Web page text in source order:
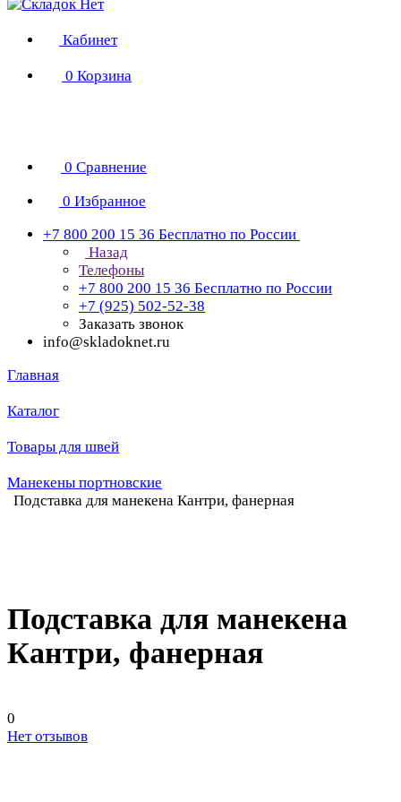
Кабинет
0 Корзина
0 Сравнение
0 Избранное
+7 800 200 15 36 Бесплатно по России
Назад
Телефоны
+7 800 200 15 36 Бесплатно по России
+7 (925) 502-52-38
Заказать звонок
info@skladoknet.ru
Главная
Каталог
Товары для швей
Манекены портновские
Подставка для манекена Кантри, фанерная
Подставка для манекена
Кантри, фанерная
0
Нет отзывов